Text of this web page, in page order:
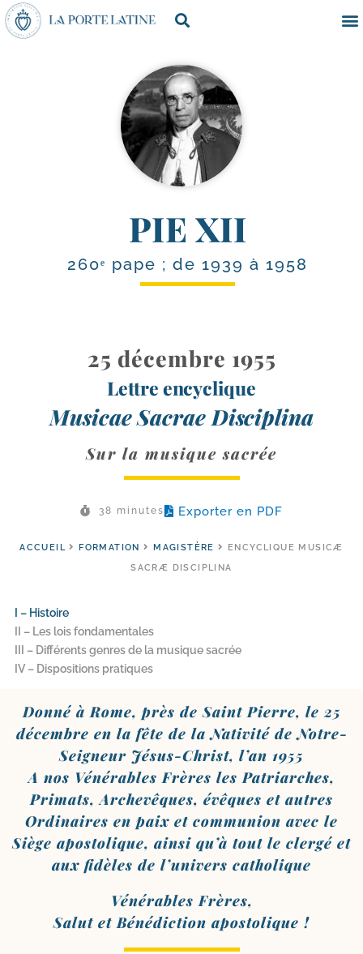
PIE XII
260ᵉ pape ; de 1939 à 1958
25 décembre 1955
Lettre encyclique
Musicae Sacrae Disciplina
Sur la musique sacrée
38 minutes Exporter en PDF
ACCUEIL FORMATION MAGISTÈRE
ENCYCLIQUE MUSICÆ
SACRÆ DISCIPLINA
I – Histoire
II – Les lois fondamentales
III – Différents genres de la musique sacrée
IV – Dispositions pratiques
Donné à Rome, près de Saint Pierre, le 25
décembre en la fête de la Nativité de Notre-​
Seigneur Jésus-​Christ, l’an 1955
A nos Vénérables Frères les Patriarches,
Primats, Archevêques, évêques et autres
Ordinaires en paix et com­mu­nion avec le
Siège apos­to­lique, ain­si qu’à tout le cler­gé et
aux fidèles de l’univers catholique
Vénérables Frères,
Salut et Bénédiction apostolique !